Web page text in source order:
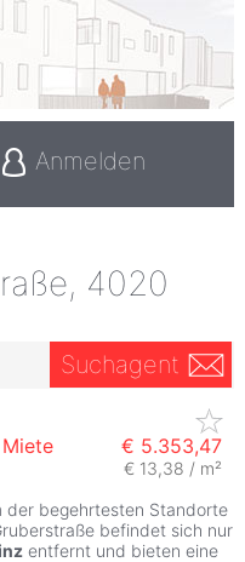
Anmelden
4020
Suchagent
€ 5.353,47
€ 13,38 / m²
der begehrtesten Standorte
befindet sich nur
entfernt und bieten eine